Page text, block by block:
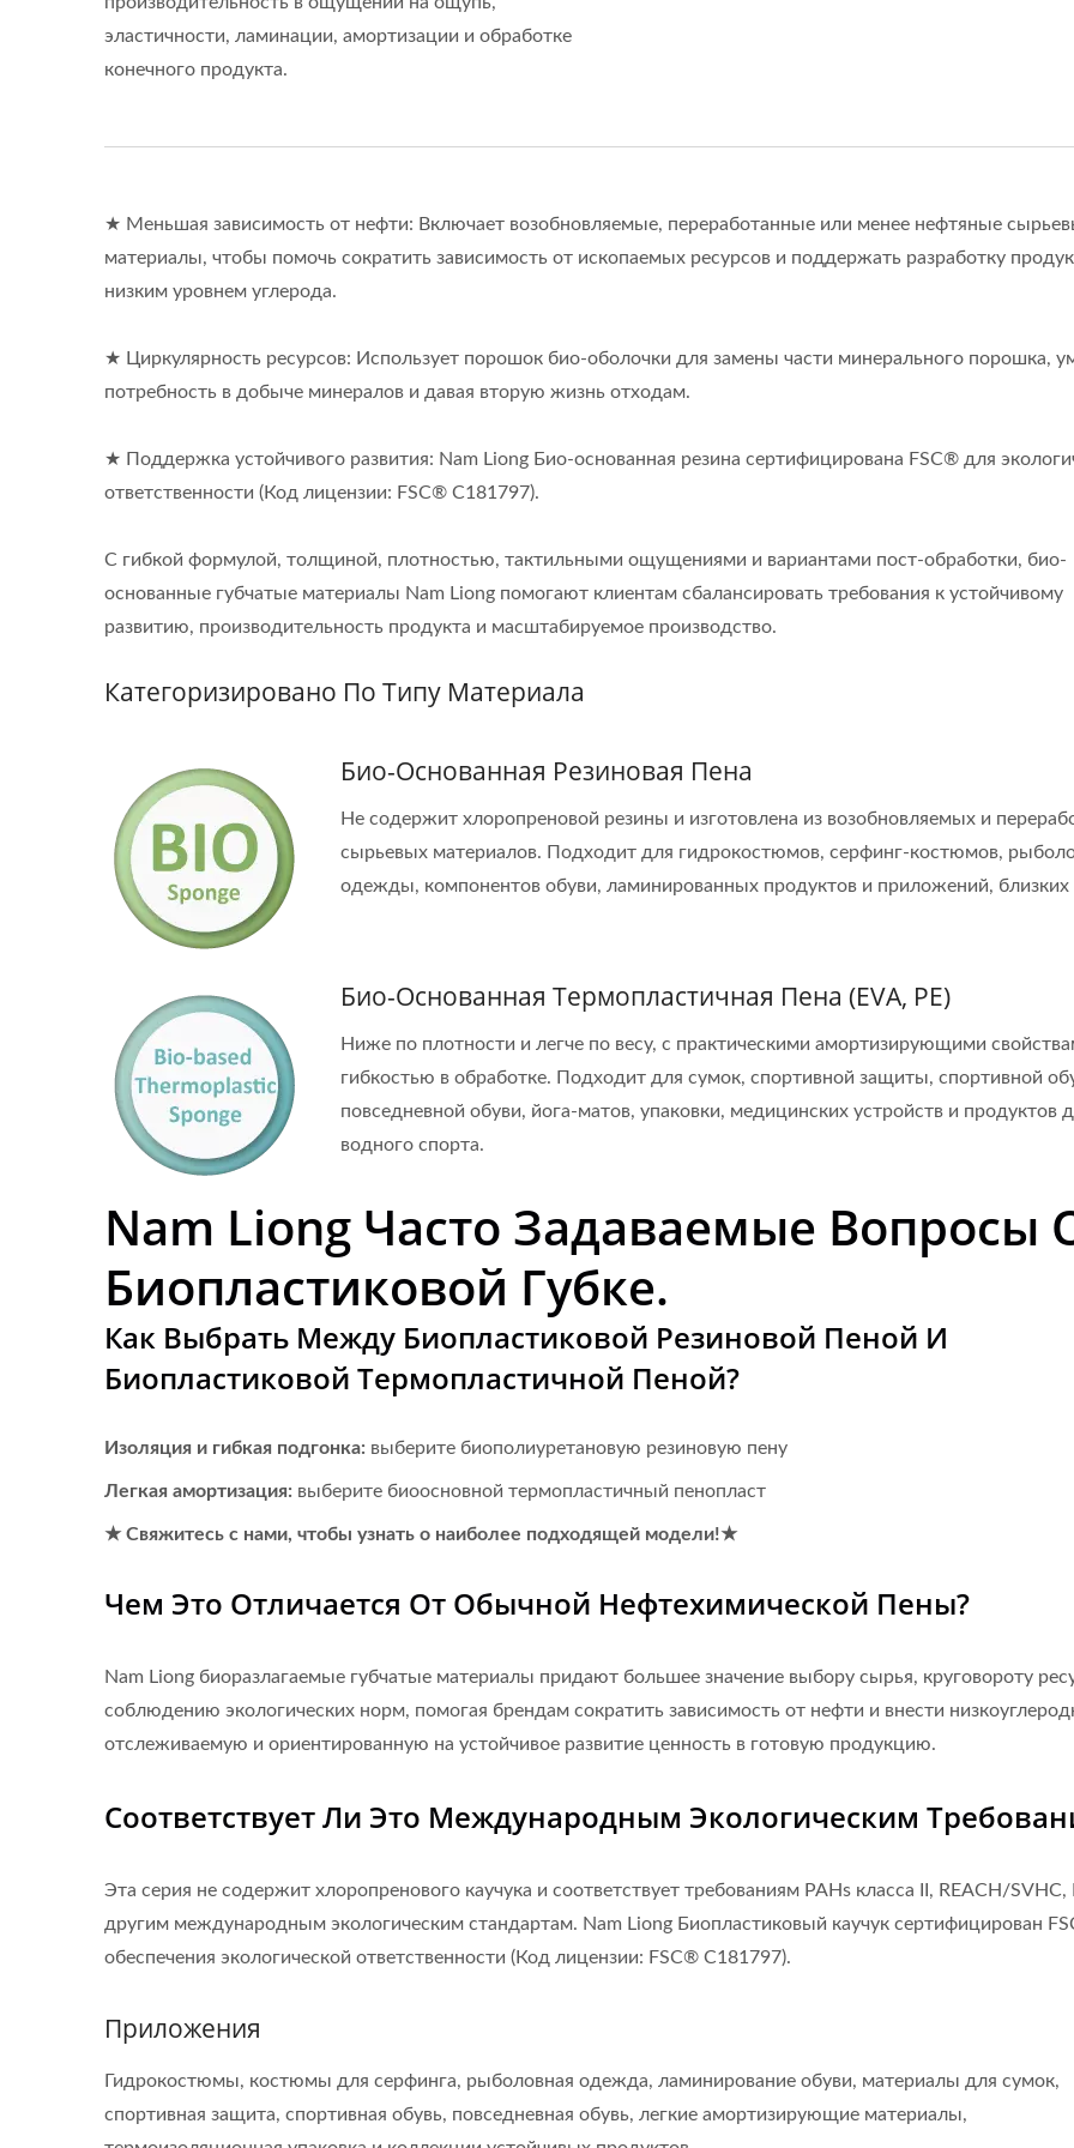
эластичности, ламинации, амортизации и обработке
конечного продукта.
★ Меньшая зависимость от нефти: Включает возобновляемые, переработанные или менее нефтяные
материалы, чтобы помочь сократить зависимость от ископаемых ресурсов и поддержать разработку
низким уровнем углерода.
★ Циркулярность ресурсов: Использует порошок био-оболочки для замены части минерального порошка,
потребность в добыче минералов и давая вторую жизнь отходам.
★ Поддержка устойчивого развития: Nam Liong Био-основанная резина сертифицирована FSC® для
ответственности (Код лицензии: FSC® C181797).
С гибкой формулой, толщиной, плотностью, тактильными ощущениями и вариантами пост-обработки, био-
основанные губчатые материалы Nam Liong помогают клиентам сбалансировать требования к устойчивому
развитию, производительность продукта и масштабируемое производство.
Категоризировано По Типу Материала
Био-Основанная Резиновая Пена
Не содержит хлоропреновой резины и изготовлена из возобновляемых и
сырьевых материалов. Подходит для гидрокостюмов, серфинг-костюмов,
одежды, компонентов обуви, ламинированных продуктов и приложений, близких
Био-Основанная Термопластичная Пена (EVA, PE)
Ниже по плотности и легче по весу, с практическими амортизирующими
гибкостью в обработке. Подходит для сумок, спортивной защиты, спортивной
повседневной обуви, йога-матов, упаковки, медицинских устройств и продуктов
водного спорта.
Nam Liong Часто Задаваемые Вопросы
Биопластиковой Губке.
Как Выбрать Между Биопластиковой Резиновой Пеной И
Биопластиковой Термопластичной Пеной?
Изоляция и гибкая подгонка: выберите биополиуретановую резиновую пену
Легкая амортизация: выберите биоосновной термопластичный пенопласт
★ Свяжитесь с нами, чтобы узнать о наиболее подходящей модели!★
Чем Это Отличается От Обычной Нефтехимической Пены?
Nam Liong биоразлагаемые губчатые материалы придают большее значение выбору сырья, круговороту
соблюдению экологических норм, помогая брендам сократить зависимость от нефти и внести
отслеживаемую и ориентированную на устойчивое развитие ценность в готовую продукцию.
Соответствует Ли Это Международным Экологическим
Эта серия не содержит хлоропренового каучука и соответствует требованиям PAHs класса II, REACH/SVHC,
другим международным экологическим стандартам. Nam Liong Биопластиковый каучук сертифицирован
обеспечения экологической ответственности (Код лицензии: FSC® C181797).
Приложения
Гидрокостюмы, костюмы для серфинга, рыболовная одежда, ламинирование обуви, материалы для сумок,
спортивная защита, спортивная обувь, повседневная обувь, легкие амортизирующие материалы,
ISO 27001
Сертификаты